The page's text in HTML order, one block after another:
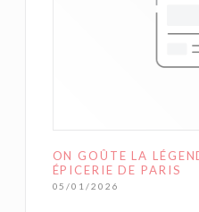
ON GOÛTE LA
ÉPICERIE DE PARIS
05/01/2026